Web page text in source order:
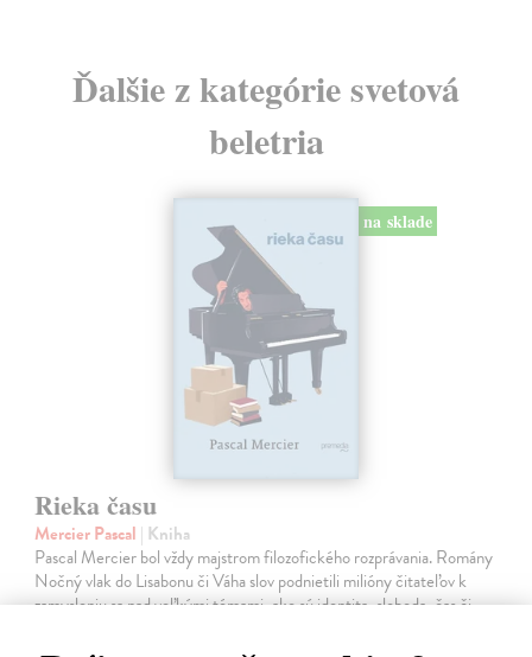
Ďalšie z kategórie svetová
beletria
na sklade
Rieka času
Mercier Pascal | Kniha
Pascal Mercier bol vždy majstrom filozofického rozprávania. Romány
Nočný vlak do Lisabonu či Váha slov podnietili milióny čitateľov k
zamysleniu sa nad veľkými témami, ako sú identita, sloboda, čas či…